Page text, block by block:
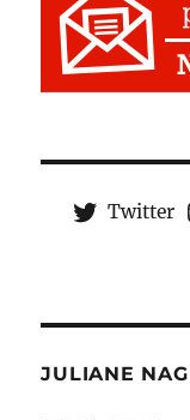
Twitter
JULIANE